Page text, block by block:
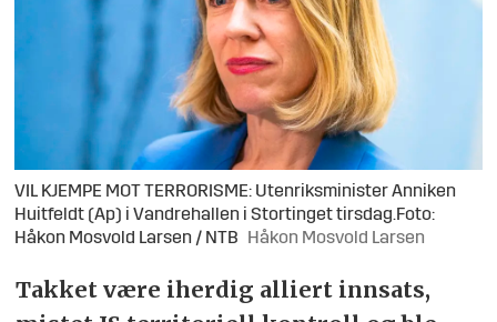
VIL KJEMPE MOT TERRORISME: Utenriksminister Anniken
Huitfeldt (Ap) i Vandrehallen i Stortinget tirsdag.Foto:
Håkon Mosvold Larsen / NTB
Håkon Mosvold Larsen
Takket være iherdig alliert innsats,